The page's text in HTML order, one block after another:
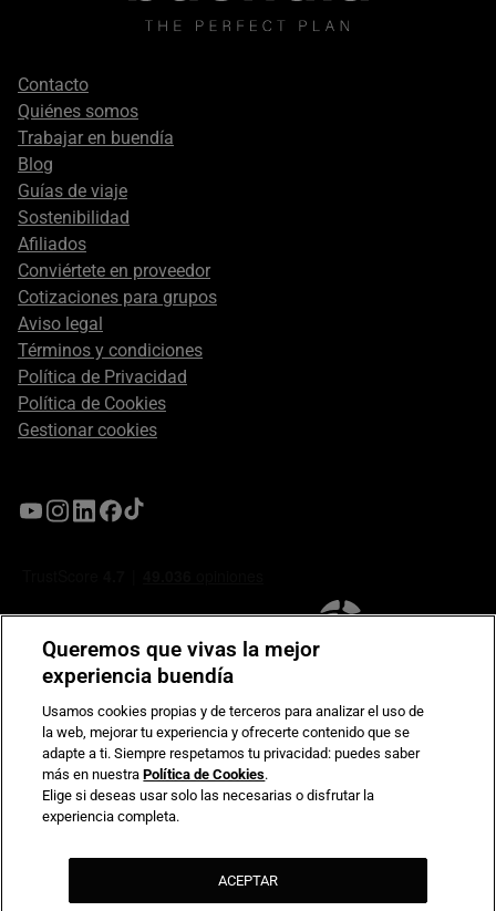
Footer
secondary
Contacto
Quiénes somos
Trabajar en buendía
Blog
Guías de viaje
Sostenibilidad
Afiliados
Conviértete en proveedor
Cotizaciones para grupos
Aviso legal
Términos y condiciones
Política de Privacidad
Política de Cookies
Gestionar cookies
Compromiso de seguridad en pagos electrónicos
Queremos que vivas la mejor
experiencia buendía
Usamos cookies propias y de terceros para analizar el uso de
la web, mejorar tu experiencia y ofrecerte contenido que se
adapte a ti. Siempre respetamos tu privacidad: puedes saber
más en nuestraPolítica de Cookies.
Elige si deseas usar solo las necesarias o disfrutar la
experiencia completa.
ACEPTAR